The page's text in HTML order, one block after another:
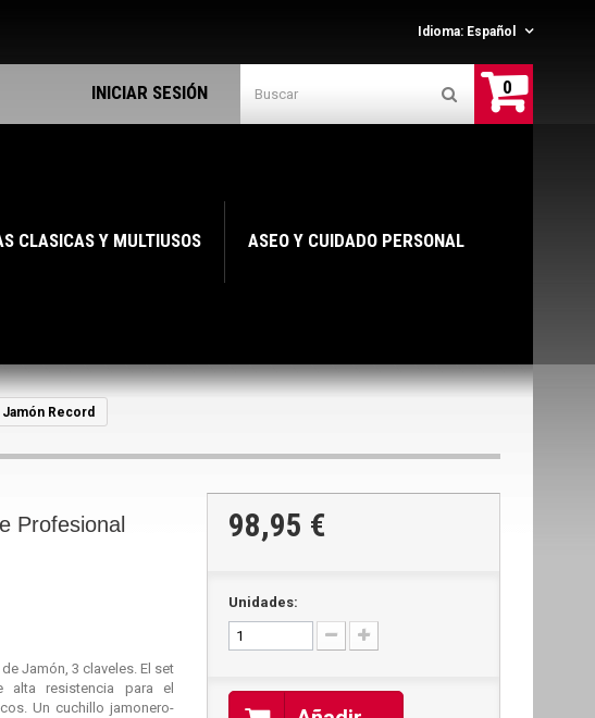
Idioma: Español
0
INICIAR SESIÓN
CLASICAS Y MULTIUSOS ASEO Y CUIDADO PERSONAL
Record
Profesional
Jamón, 3 claveles. El set
alta resistencia para el
Un cuchillo jamonero-
98,95 €
Unidades: